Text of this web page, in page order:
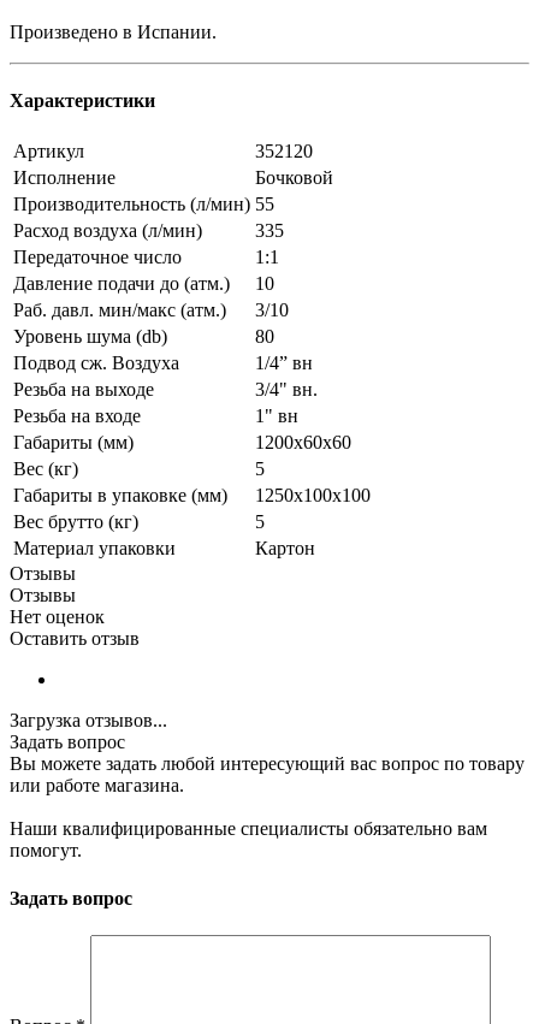
Произведено в Испании.
Характеристики
Артикул
352120
Исполнение
Бочковой
Производительность (л/мин) 55
Расход воздуха (л/мин)
335
Передаточное число
1:1
Давление подачи до (атм.)
10
Раб. давл. мин/макс (атм.)
3/10
Уровень шума (db)
80
Подвод сж. Воздуха
1/4” вн
Резьба на выходе
3/4" вн.
Резьба на входе
1" вн
Габариты (мм)
1200x60x60
Вес (кг)
5
Габариты в упаковке (мм)
1250х100х100
Вес брутто (кг)
5
Материал упаковки
Картон
Отзывы
Отзывы
Нет оценок
Оставить отзыв
Загрузка отзывов...
Задать вопрос
Вы можете задать любой интересующий вас вопрос по товару
или работе магазина.
Наши квалифицированные специалисты обязательно вам
помогут.
Задать вопрос